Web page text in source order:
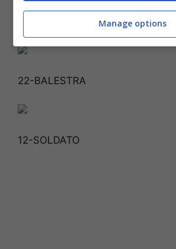
22-BALESTRA
12-SOLDATO
Manage options